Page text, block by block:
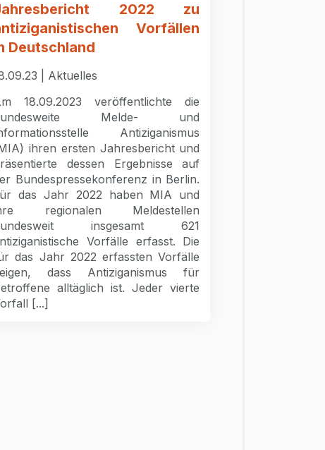
2022 zu
Vorfällen
Deutschland
| Aktuelles
18.09.2023 veröffentlichte die
Melde- und
Antiziganismus
ihren ersten Jahresbericht und
dessen Ergebnisse auf
Bundespressekonferenz in Berlin.
das Jahr 2022 haben MIA und
regionalen Meldestellen
insgesamt 621
Vorfälle erfasst. Die
das Jahr 2022 erfassten Vorfälle
dass Antiziganismus für
alltäglich ist. Jeder vierte
[...]